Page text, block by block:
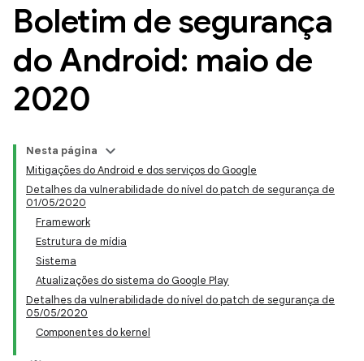
Boletim de segurança
do Android: maio de
2020
Nesta página
Mitigações do Android e dos serviços do Google
Detalhes da vulnerabilidade do nível do patch de segurança de
01/05/2020
Framework
Estrutura de mídia
Sistema
Atualizações do sistema do Google Play
Detalhes da vulnerabilidade do nível do patch de segurança de
05/05/2020
Componentes do kernel